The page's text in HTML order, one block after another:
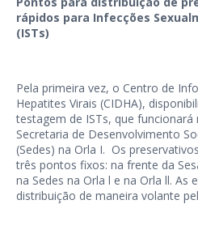
rápidos para Infecções
(ISTs)
Pela primeira vez, o Centro de
Hepatites Virais (CIDHA),
testagem de ISTs, que
Secretaria de Desenvolvimento
(Sedes) na Orla I. Os
três pontos fixos: na frente da
na Sedes na Orla l e na Orla ll. As
distribuição de maneira volante